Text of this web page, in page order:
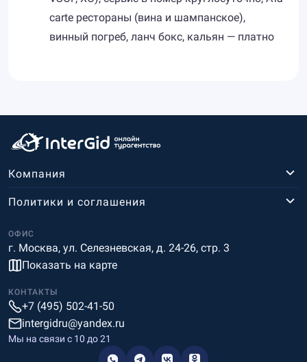
carte рестораны (вина и шампанское),
винный погреб, ланч бокс, кальян — платно
Компания
ОФИС
г. Москва, ул. Селезневская, д. 24-26, стр. 3
Показать на карте
Политики и соглашения
КОНТАКТЫ
+7 (495) 502-41-50
intergidru@yandex.ru
Мы на связи c 10 до 21